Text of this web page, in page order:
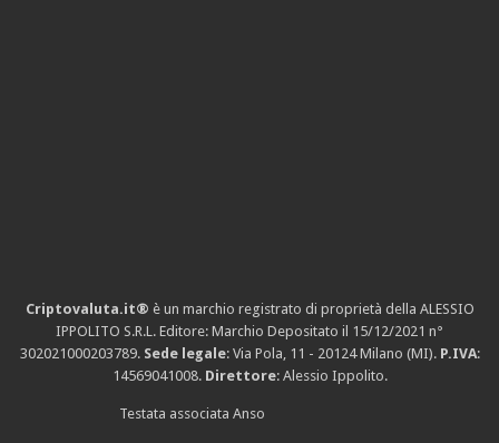
Criptovaluta.it® è un marchio registrato di proprietà della ALESSIO
IPPOLITO S.R.L. Editore: Marchio Depositato il 15/12/2021 n°
302021000203789. Sede legale: Via Pola, 11 - 20124 Milano (MI). P.IVA:
14569041008. Direttore: Alessio Ippolito.
Testata associata Anso